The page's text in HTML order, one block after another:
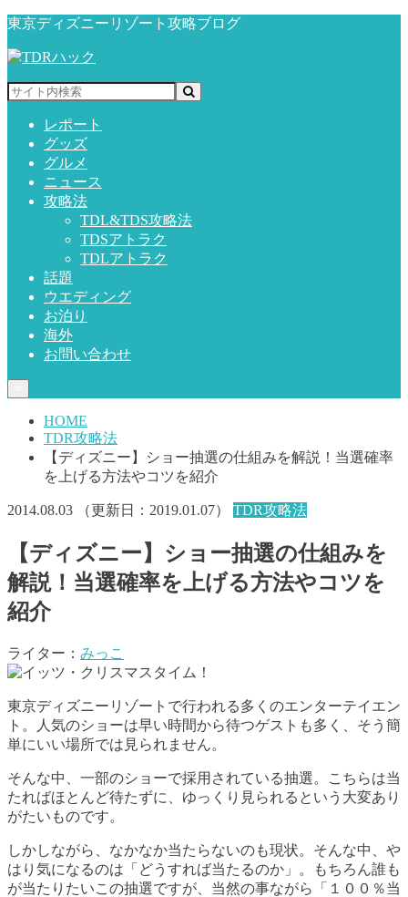
東京ディズニーリゾート攻略ブログ
レポート
グッズ
グルメ
ニュース
攻略法
TDL&TDS攻略法
TDSアトラク
TDLアトラク
話題
ウエディング
お泊り
海外
お問い合わせ
HOME
TDR攻略法
【ディズニー】ショー抽選の仕組みを解説！当選確率
を上げる方法やコツを紹介
2014.08.03 （更新日： 2019.01.07） TDR攻略法
【ディズニー】ショー抽選の仕組みを
解説！当選確率を上げる方法やコツを
紹介
ライター： みっこ
東京ディズニーリゾートで行われる多くのエンターテイエン
ト。人気のショーは早い時間から待つゲストも多く、そう簡
単にいい場所では見られません。
そんな中、一部のショーで採用されている抽選。こちらは当
たればほとんど待たずに、ゆっくり見られるという大変あり
がたいものです。
しかしながら、なかなか当たらないのも現状。そんな中、や
はり気になるのは「どうすれば当たるのか」。もちろん誰も
が当たりたいこの抽選ですが、当然の事ながら「１００％当